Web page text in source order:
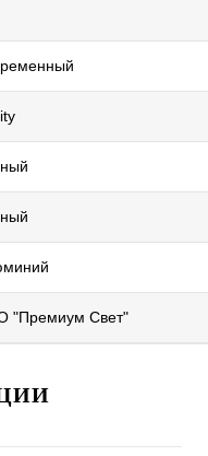
"Премиум Свет"